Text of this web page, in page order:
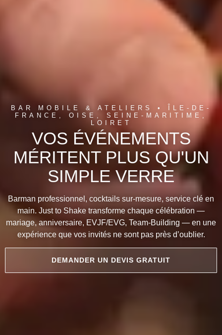
BAR MOBILE & ATELIERS • ÎLE-DE-
FRANCE, OISE, SEINE-MARITIME,
LOIRET
VOS ÉVÉNEMENTS
MÉRITENT PLUS QU'UN
SIMPLE VERRE
Barman professionnel, cocktails sur-mesure, service clé en
main. Just to Shake transforme chaque célébration —
mariage, anniversaire, EVJF/EVG, Team-Building — en une
expérience que vos invités ne sont pas près d’oublier.
DEMANDER UN DEVIS GRATUIT